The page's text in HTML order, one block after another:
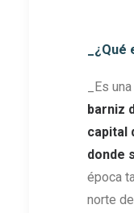
_Es
barniz
capital
donde
época
norte